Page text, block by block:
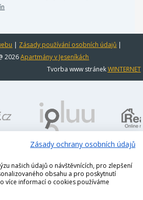
| Zásady používání osobních údajů |
2026Apartmány v Jeseníkách
Tvorba www stránekWINTERNET
Zásady ochrany osobních údajů
našich údajů o návštěvnících, pro zlepšení
obsahu a pro poskytnutí
více informací o cookies používáme